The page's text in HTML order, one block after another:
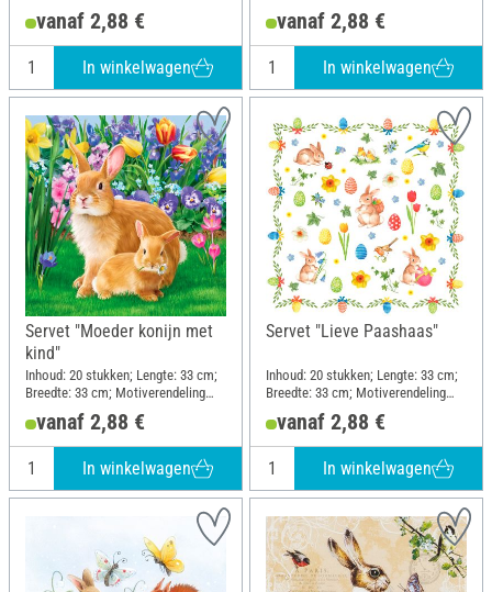
kwartmotief; Materiaal: Papier
vanaf 2,88 €
In winkelwagen
geheel motief; Materiaal: Papier
vanaf 2,88 €
In winkelwagen
Servet "Moeder konijn met
kind"
Inhoud: 20 stukken; Lengte: 33 cm;
Breedte: 33 cm; Motiverendeling
kwartmotief; Materiaal: Papier
vanaf 2,88 €
In winkelwagen
Servet "Lieve Paashaas"
Inhoud: 20 stukken; Lengte: 33 cm;
Breedte: 33 cm; Motiverendeling
kwartmotief; Materiaal: Papier
vanaf 2,88 €
In winkelwagen